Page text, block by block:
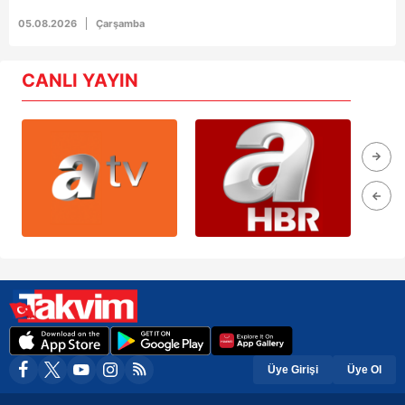
05.08.2026 Çarşamba
CANLI YAYIN
Üye Girişi Üye Ol